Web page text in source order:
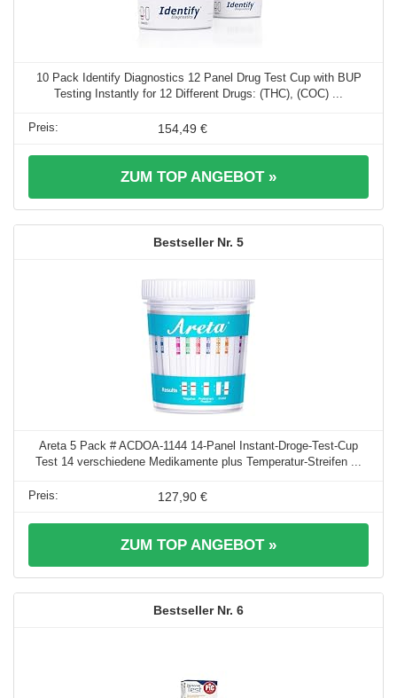
10 Pack Identify Diagnostics 12 Panel Drug Test Cup with BUP
Testing Instantly for 12 Different Drugs: (THC), (COC) ...
154,49 €
ZUM TOP ANGEBOT »
5
Areta 5 Pack # ACDOA-1144 14-Panel Instant-Droge-Test-Cup
Test 14 verschiedene Medikamente plus Temperatur-Streifen ...
127,90 €
ZUM TOP ANGEBOT »
6